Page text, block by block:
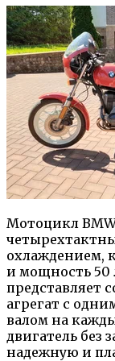
Мотоцикл
охлаждением,
и мощность 50
представляет
агрегат с
валом на
двигатель без
надежную и